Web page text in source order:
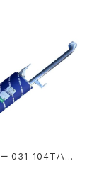
031-104Tハイ
トヨ